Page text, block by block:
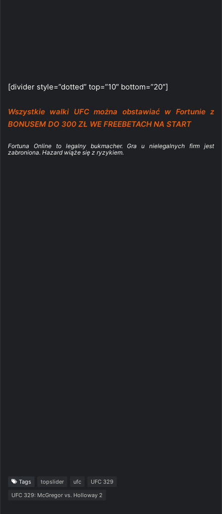
[divider style=”dotted” top=”10″ bottom=”20″]
Wszystkie walki UFC można obstawiać w Fortunie z
BONUSEM DO 300 ZŁ WE FREEBETACH NA START
Fortuna Online to legalny bukmacher. Gra u nielegalnych firm jest
zabroniona. Hazard wiąże się z ryzykiem.
Tags topslider ufc
UFC 329
UFC 329: McGregor vs. Holloway 2